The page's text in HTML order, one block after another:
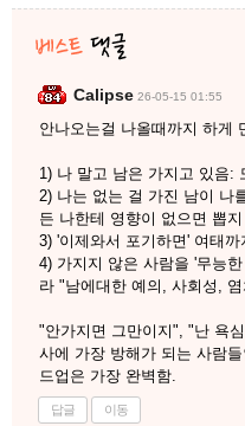
Calipse 26-05-15 01:55
안나오는걸 나올때까지 하게
1) 나 말고 남은 가지고 있음:
2) 나는 없는 걸 가진 남이 나
든 나한테 영향이 없으면 뽑
3) '이제와서 포기하면' 여태
4) 가지지 않은 사람을 '무능
라 "남에대한 예의, 사회성,
"안가지면 그만이지", "난 욕
사에 가장 방해가 되는 사람
드업은 가장 완벽함.
답글 이동